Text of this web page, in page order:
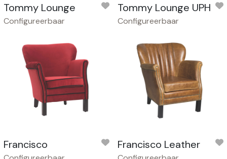
Tommy Lounge
Configureerbaar
Tommy Lounge UPH
Configureerbaar
Francisco Francisco Leather